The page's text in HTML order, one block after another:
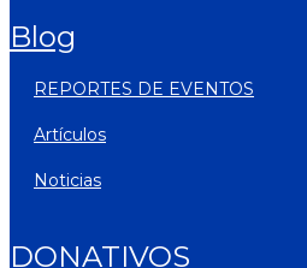
blog
REPORTES DE EVENTOS
artículos
noticias
DONATIVOS